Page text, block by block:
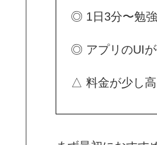
◎ 1日3分〜勉
◎ アプリのUI
△ 料金が少し